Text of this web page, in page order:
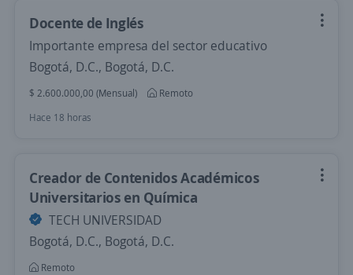
Docente de Inglés
Importante empresa del sector educativo
Bogotá, D.C., Bogotá, D.C.
$ 2.600.000,00 (Mensual)
Remoto
Hace 18 horas
Creador de Contenidos Académicos
Universitarios en Química
TECH UNIVERSIDAD
Bogotá, D.C., Bogotá, D.C.
Remoto